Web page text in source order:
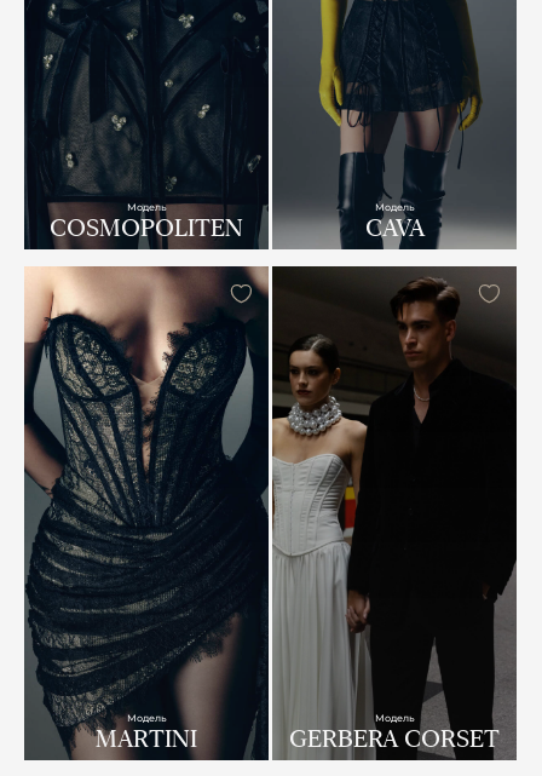
Модель
COSMOPOLITEN
Модель
CAVA
Модель
MARTINI
Модель
GERBERA CORSET